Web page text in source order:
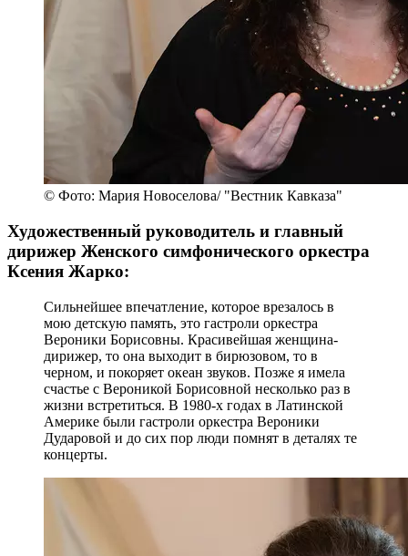
© Фото: Мария Новоселова/ "Вестник Кавказа"
Художественный руководитель и главный
дирижер Женского симфонического оркестра
Ксения Жарко:
Сильнейшее впечатление, которое врезалось в
мою детскую память, это гастроли оркестра
Вероники Борисовны. Красивейшая женщина-
дирижер, то она выходит в бирюзовом, то в
черном, и покоряет океан звуков. Позже я имела
счастье с Вероникой Борисовной несколько раз в
жизни встретиться. В 1980-х годах в Латинской
Америке были гастроли оркестра Вероники
Дударовой и до сих пор люди помнят в деталях те
концерты.